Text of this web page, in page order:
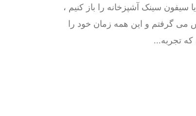
سینک آشپزخانه را باز کنیم ،
می گرفتم و این همه زمان خود را
تجربه...